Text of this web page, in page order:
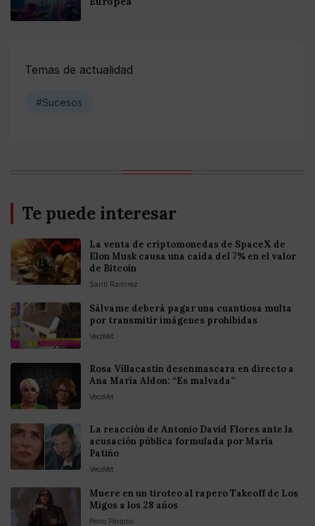
Temas de actualidad
#Sucesos
Te puede interesar
La venta de criptomonedas de SpaceX de
Elon Musk causa una caída del 7% en el valor
de Bitcoin
Santi Ramirez
Sálvame deberá pagar una cuantiosa multa
por transmitir imágenes prohibidas
VecoVet
Rosa Villacastín desenmascara en directo a
Ana María Aldon: “Es malvada”
VecoVet
La reacción de Antonio David Flores ante la
acusación pública formulada por María
Patiño
VecoVet
Muere en un tiroteo al rapero Takeoff de Los
Migos a los 28 años
Perro Páramo